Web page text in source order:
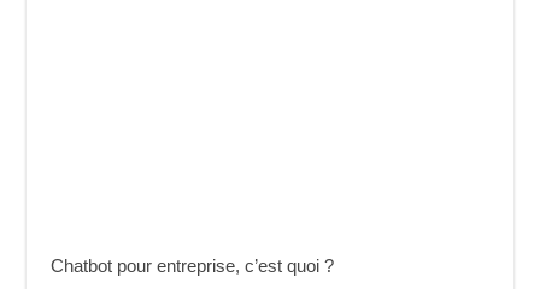
Chatbot pour entreprise, c’est quoi ?